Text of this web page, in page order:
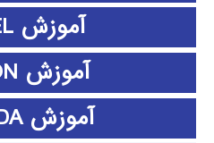
آموزش LISREL
آموزش LUMION
آموزش MAXQDA